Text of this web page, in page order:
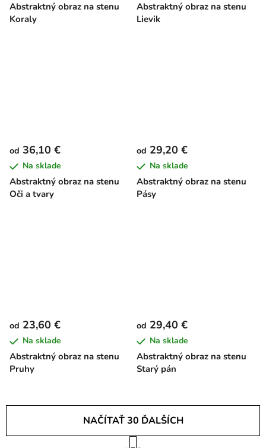
Abstraktný obraz na stenu
Koraly
Abstraktný obraz na stenu
Lievik
Abstraktný obraz na stenu
Oči a tvary
od 36,10 €
Na sklade
Abstraktný obraz na stenu
Pásy
od 29,20 €
Na sklade
Abstraktný obraz na stenu
Pruhy
od 23,60 €
Na sklade
Abstraktný obraz na stenu
Starý pán
od 29,40 €
Na sklade
NAČÍTAŤ 30 ĎALŠÍCH
S